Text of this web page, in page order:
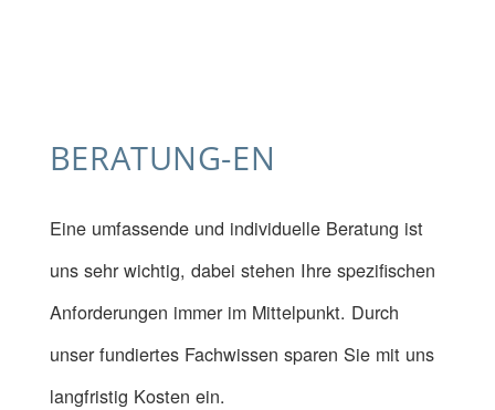
BERATUNG-EN
Eine umfassende und individuelle Beratung ist
uns sehr wichtig, dabei stehen Ihre spezifischen
Anforderungen immer im Mittelpunkt. Durch
unser fundiertes Fachwissen sparen Sie mit uns
langfristig Kosten ein.